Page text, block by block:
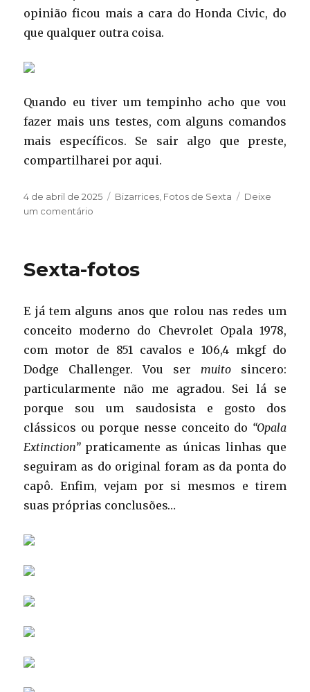
opinião ficou mais a cara do Honda Civic, do
que qualquer outra coisa.
Quando eu tiver um tempinho acho que vou
fazer mais uns testes, com alguns comandos
mais específicos. Se sair algo que preste,
compartilharei por aqui.
Publicado
em
4 de abril de 2025 Categorias
Bizarrices Fotos de Sexta
Deixe
um comentário
Sexta-fotos
E já tem alguns anos que rolou nas redes um
conceito moderno do Chevrolet Opala 1978,
com motor de 851 cavalos e 106,4 mkgf do
Dodge Challenger. Vou ser muitosincero:
particularmente não me agradou. Sei lá se
porque sou um saudosista e gosto dos
clássicos ou porque nesse conceito do “Opala
Extinction”praticamente as únicas linhas que
seguiram as do original foram as da ponta do
capô. Enfim, vejam por si mesmos e tirem
suas próprias conclusões…